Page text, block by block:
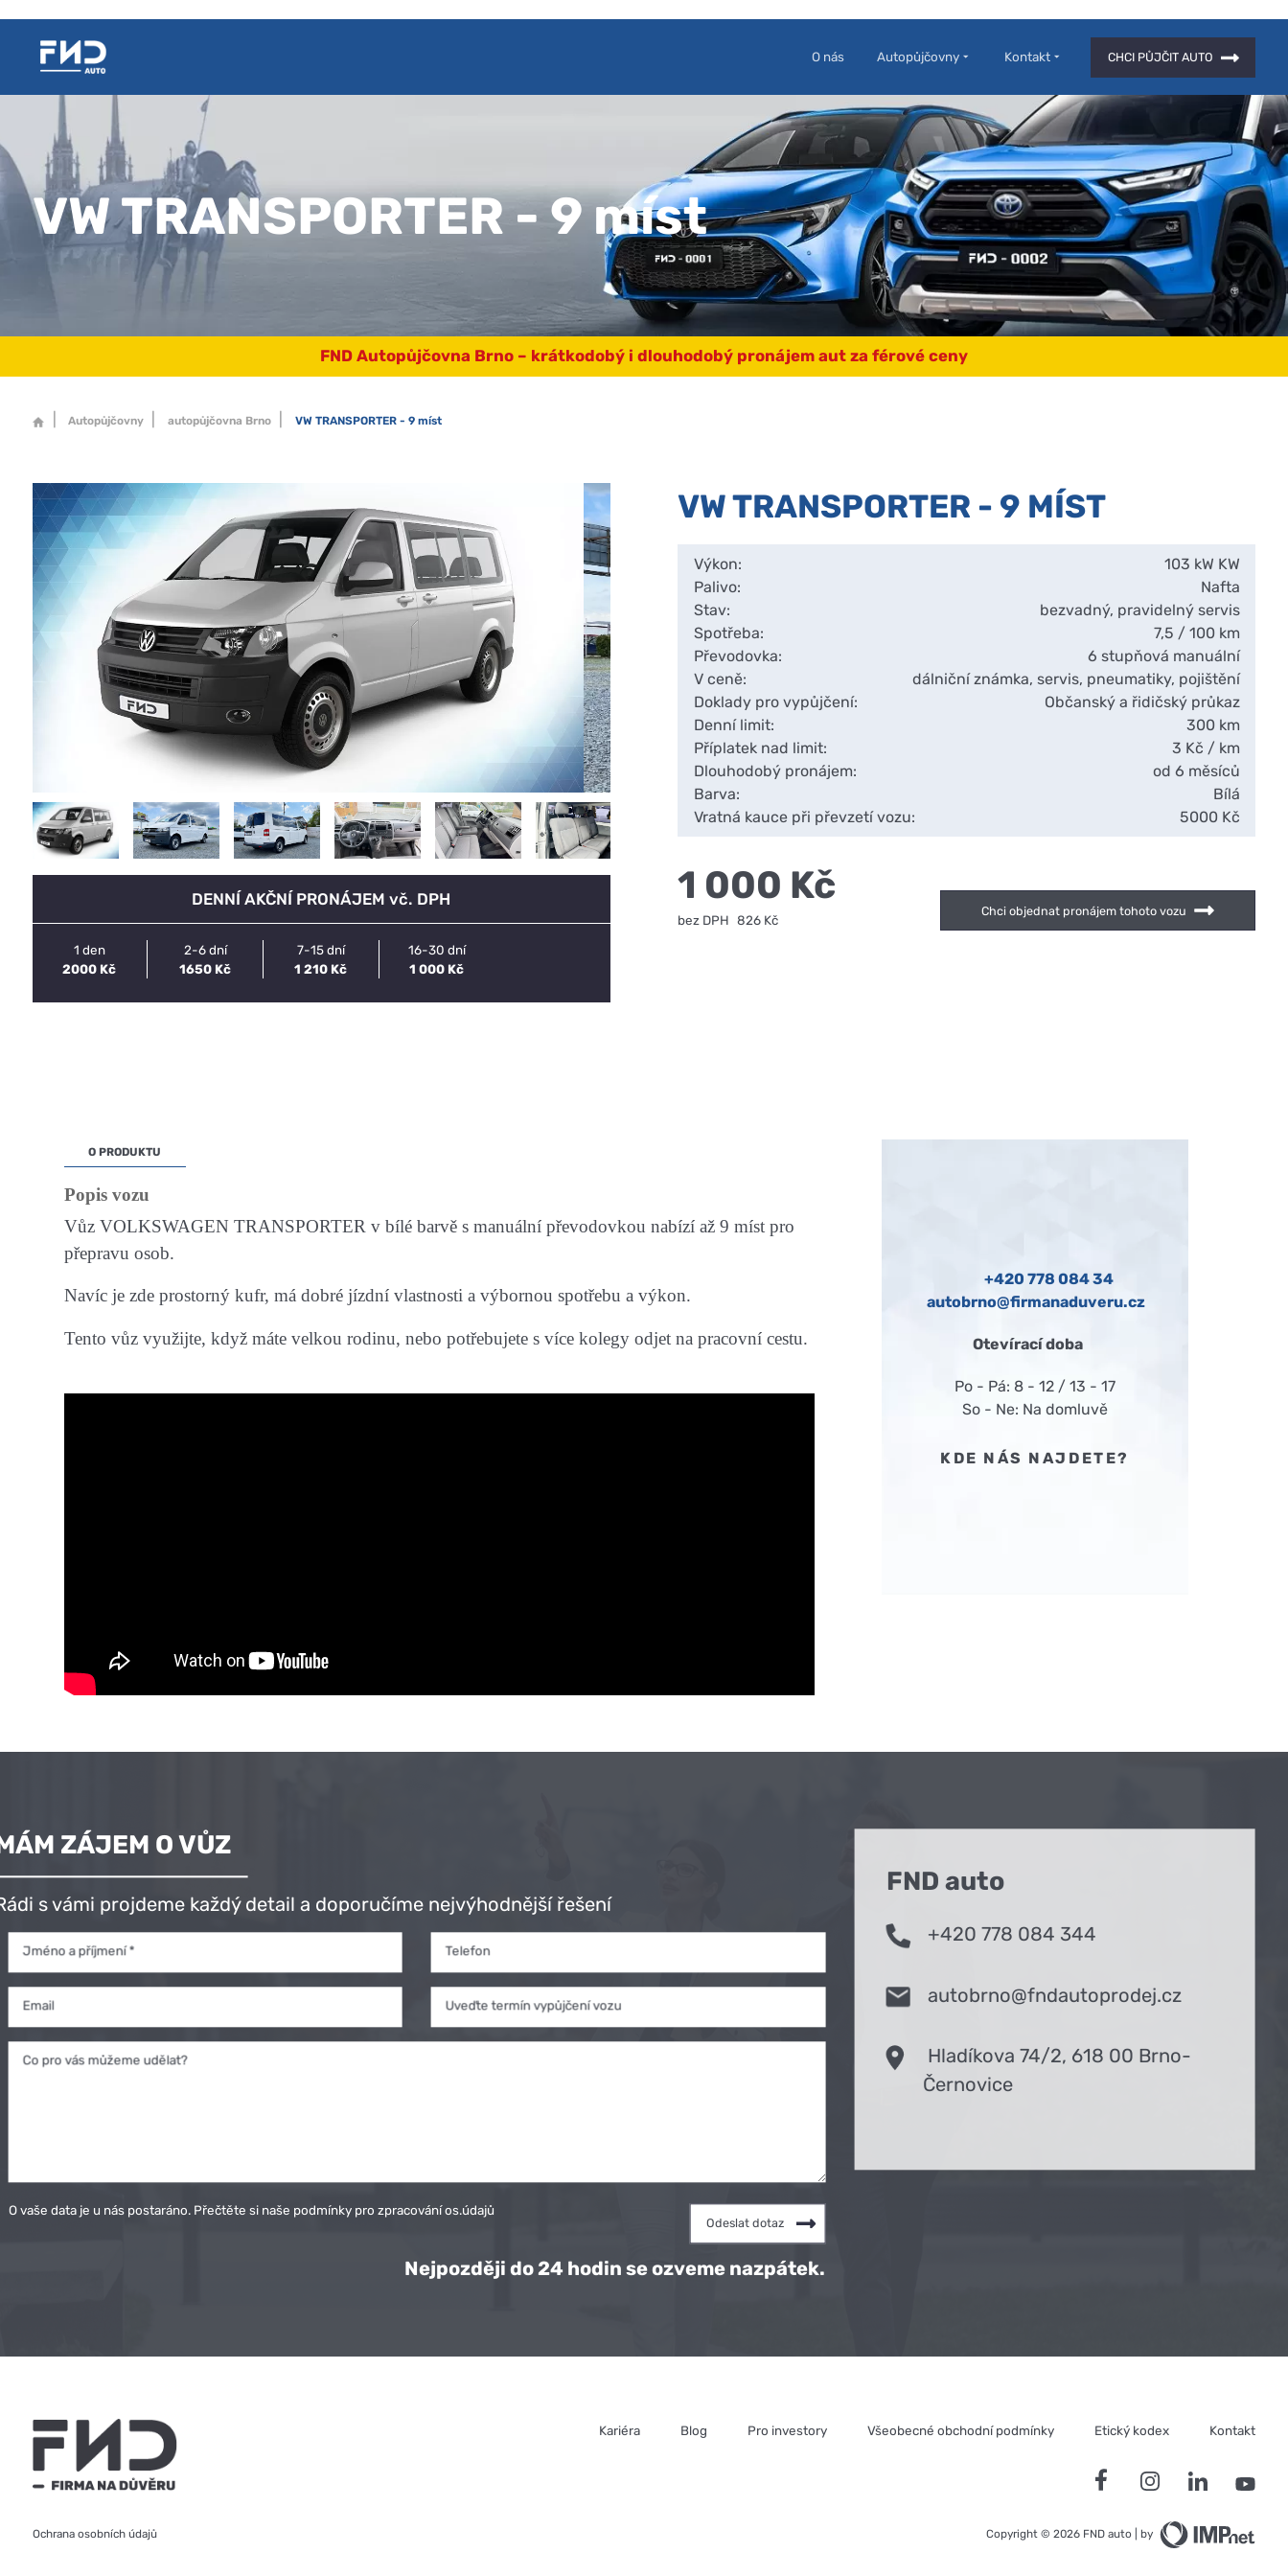
O nás Autopůjčovny Kontakt CHCI PŮJČIT AUTO
VW TRANSPORTER - 9 míst
FND Autopůjčovna Brno – krátkodobý i dlouhodobý pronájem aut za férové ceny
Autopůjčovny autopůjčovna Brno VW TRANSPORTER - 9 míst
DENNÍ AKČNÍ PRONÁJEM vč. DPH
1 den
2000 Kč
2-6 dní
1650 Kč
7-15 dní
1 210 Kč
16-30 dní
1 000 Kč
VW TRANSPORTER - 9 MÍST
Výkon:
103 kW KW
Palivo:
Nafta
Stav:
bezvadný, pravidelný servis
Spotřeba:
7,5 / 100 km
Převodovka:
6 stupňová manuální
V ceně:
dálniční známka, servis, pneumatiky, pojištění
Doklady pro vypůjčení:
Občanský a řidičský průkaz
Denní limit:
300 km
Příplatek nad limit:
3 Kč / km
Dlouhodobý pronájem:
od 6 měsíců
Barva:
Bílá
Vratná kauce při převzetí vozu:
5000 Kč
1 000 Kč
bez DPH 826 Kč
Chci objednat pronájem tohoto vozu
O PRODUKTU
Popis vozu
Vůz VOLKSWAGEN TRANSPORTER v bílé barvě s manuální převodovkou nabízí až 9 míst pro
přepravu osob.
Navíc je zde prostorný kufr, má dobré jízdní vlastnosti a výbornou spotřebu a výkon.
Tento vůz využijte, když máte velkou rodinu, nebo potřebujete s více kolegy odjet na pracovní cestu.
+420 778 084 34
autobrno@firmanaduveru.cz
Otevírací doba
Po - Pá: 8 - 12 / 13 - 17
So - Ne: Na domluvě
KDE NÁS NAJDETE?
ZAHRANIČÍ?
SJEDNEJTE SI
POJIŠTĚNÍ
ONLINE.
ZÁJEM O VŮZ
s vámi projdeme každý detail a doporučíme nejvýhodnější řešení
Jméno a příjmení * Telefon
Email Uveďte termín vypůjčení vozu
Co pro vás můžeme udělat?
O vaše data je u nás postaráno. Přečtěte si naše podmínky pro zpracování os.údajů
Nejpozději do 24 hodin se ozveme nazpátek.
FND auto
+420 778 084 344
autobrno@fndautoprodej.cz
Hladíkova 74/2, 618 00 Brno-
Černovice
Kariéra Blog Pro investory Všeobecné obchodní podmínky Etický kodex Kontakt
Ochrana osobních údajů Copyright © 2026 FND auto | by